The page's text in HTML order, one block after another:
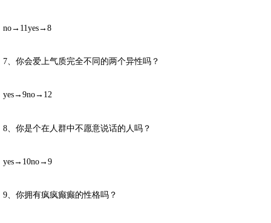
no→11yes→8
7、你会爱上气质完全不同的两个异性吗？
yes→9no→12
8、你是个在人群中不愿意说话的人吗？
yes→10no→9
9、你拥有疯疯癫癫的性格吗？